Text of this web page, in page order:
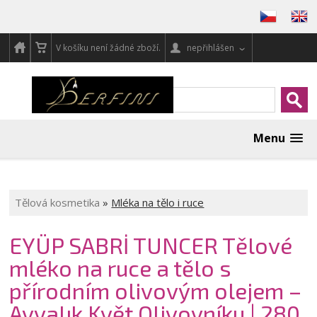
V košíku není žádné zboží. nepřihlášen
Menu
Tělová kosmetika » Mléka na tělo i ruce
EYÜP SABRİ TUNCER Tělové
mléko na ruce a tělo s
přírodním olivovým olejem –